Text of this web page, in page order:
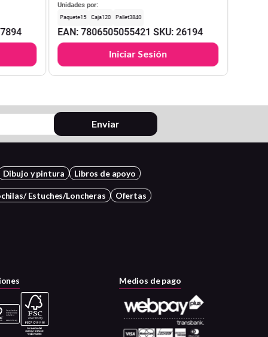
Unidades por:
15 120 3840
EAN:7806505055421 SKU:26194
Iniciar Sesión
Enviar
Dibujo y pintura Libros de apoyo
Estuches/Loncheras Ofertas
Medios de pago